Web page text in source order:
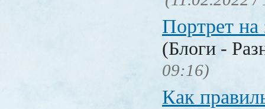
Портрет на
(Блоги -
09:16)
Как